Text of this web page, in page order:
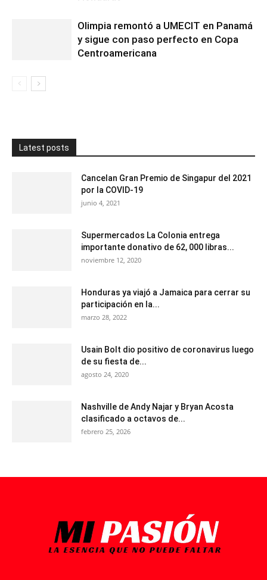
Olimpia remontó a UMECIT en Panamá
y sigue con paso perfecto en Copa
Centroamericana
Latest posts
Cancelan Gran Premio de Singapur del 2021
por la COVID-19
junio 4, 2021
Supermercados La Colonia entrega
importante donativo de 62, 000 libras...
noviembre 12, 2020
Honduras ya viajó a Jamaica para cerrar su
participación en la...
marzo 28, 2022
Usain Bolt dio positivo de coronavirus luego
de su fiesta de...
agosto 24, 2020
Nashville de Andy Najar y Bryan Acosta
clasificado a octavos de...
febrero 25, 2026